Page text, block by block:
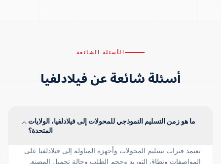
الأسئلة الشائعة
أسئلة شائعة عن فيلادلفيا
ما هو زمن التسليم النموذجي للمحولات إلى فيلادلفيا، الولايات
المتحدة؟
تعتمد فترات تسليم المحولات وأجهزة المناولة إلى فيلادلفيا على
المواصفات ونطاق التوريد وحجم الطلب وحالة تحميل المصنع.